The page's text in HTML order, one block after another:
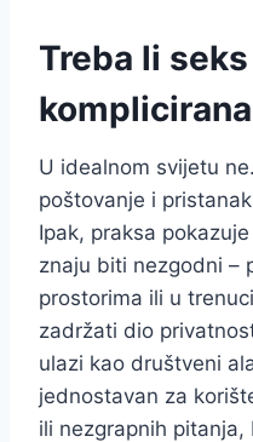
Treba li
U idealnom svijetu
poštovanje i
Ipak, praksa
znaju biti nezgodni –
prostorima ili u
zadržati dio
ulazi kao društveni
jednostavan za
ili nezgrapnih